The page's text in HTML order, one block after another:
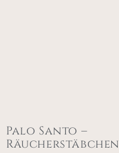
Palo Santo –
Räucherstäbchen